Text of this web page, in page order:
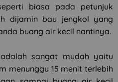
biasa pada petunjuk
dijamin bau jengkol yang
buang air kecil nantinya.
sangat mudah yaitu
menunggu 15 menit terlebih